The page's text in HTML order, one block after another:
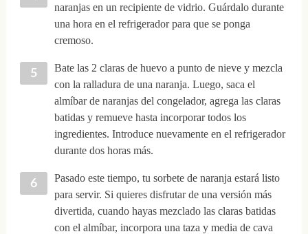
naranjas en un recipiente de vidrio. Guárdalo durante
una hora en el refrigerador para que se ponga
cremoso.
Bate las 2 claras de huevo a punto de nieve y mezcla
con la ralladura de una naranja. Luego, saca el
almíbar de naranjas del congelador, agrega las claras
batidas y remueve hasta incorporar todos los
ingredientes. Introduce nuevamente en el refrigerador
durante dos horas más.
Pasado este tiempo, tu sorbete de naranja estará listo
para servir. Si quieres disfrutar de una versión más
divertida, cuando hayas mezclado las claras batidas
con el almíbar, incorpora una taza y media de cava